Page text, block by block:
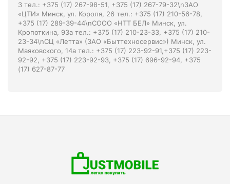
3 тел.: +375 (17) 267-98-51, +375 (17) 267-79-32\nЗАО
«ЦТИ» Минск, ул. Короля, 26 тел.: +375 (17) 210-56-78,
+375 (17) 289-39-44\nСООО «НТТ БЕЛ» Минск, ул.
Кропоткина, 93а тел.: +375 (17) 210-23-33, +375 (17) 210-
23-34\nСЦ «Летта» (ЗАО «Быттехносервис») Минск, ул.
Маяковского, 14а тел.: +375 (17) 223-92-91,+375 (17) 223-
92-92, +375 (17) 223-92-93, +375 (17) 696-92-94, +375
(17) 627-87-77